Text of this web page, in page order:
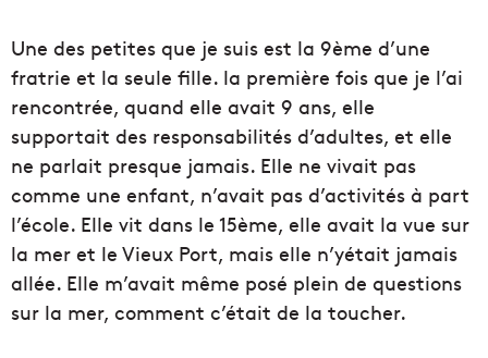
Une des petites que je suis est la 9ème d’une
fratrie et la seule fille. la première fois que je l’ai
rencontrée, quand elle avait 9 ans, elle
supportait des responsabilités d’adultes, et elle
ne parlait presque jamais. Elle ne vivait pas
comme une enfant, n’avait pas d’activités à part
l’école. Elle vit dans le 15ème, elle avait la vue sur
la mer et le Vieux Port, mais elle n’yétait jamais
allée. Elle m’avait même posé plein de questions
sur la mer, comment c’était de la toucher.